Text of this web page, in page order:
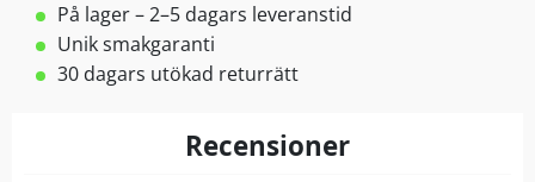
På lager – 2–5 dagars leveranstid
Unik smakgaranti
30 dagars utökad returrätt
Recensioner